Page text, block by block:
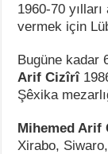
1960-70
vermek için
Bugüne kadar
Arif Cizîrî
Şêxika
Mihemed Arif
Xirabo,